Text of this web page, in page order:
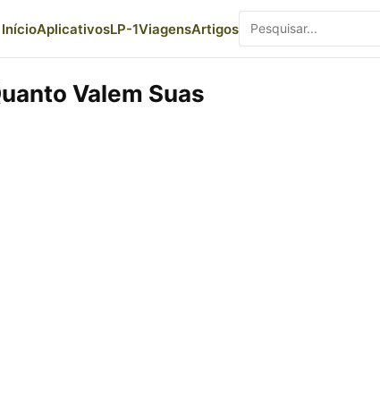
InícioAplicativosLP-1ViagensArtigos
Valem Suas